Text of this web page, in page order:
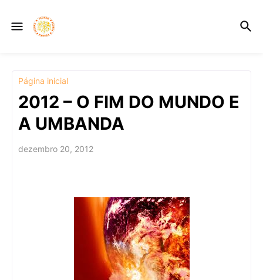
Página inicial
2012 – O FIM DO MUNDO E
A UMBANDA
dezembro 20, 2012